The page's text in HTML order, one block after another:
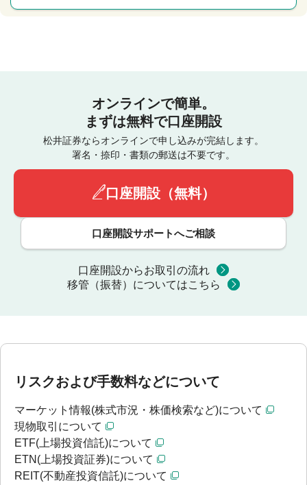
オンラインで簡単。
まずは無料で口座開設
松井証券ならオンラインで申し込みが完結します。
署名・捺印・書類の郵送は不要です。
口座開設（無料）
口座開設サポートへご相談
口座開設からお取引の流れ
移管（振替）についてはこちら
リスクおよび手数料などについて
マーケット情報(株式市況・株価検索など)について
現物取引について
ETF(上場投資信託)について
ETN(上場投資証券)について
REIT(不動産投資信託)について